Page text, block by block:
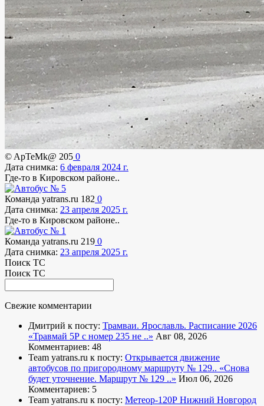
© ApTeMk@ 205 0
Дата снимка: 6 февраля 2024 г.
Где-то в Кировском районе..
Команда yatrans.ru 182 0
Дата снимка: 23 апреля 2025 г.
Где-то в Кировском районе..
Команда yatrans.ru 219 0
Дата снимка: 23 апреля 2025 г.
Поиск ТС
Поиск ТС
Свежие комментарии
Дмитрий к посту: Трамваи. Ярославль. Расписание 2026
«Травмай 5Р с номер 235 не ..» Авг 08, 2026
Комментариев: 48
Team yatrans.ru к посту: Открывается движение
автобусов по пригородному маршруту № 129.. «Снова
будет уточнение. Маршрут № 129 ..» Июл 06, 2026
Комментариев: 5
Team yatrans.ru к посту: Метеор-120Р Нижний Новгород